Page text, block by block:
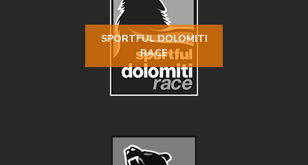
SPORTFUL DOLOMITI
RACE